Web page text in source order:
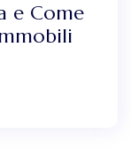
e Come